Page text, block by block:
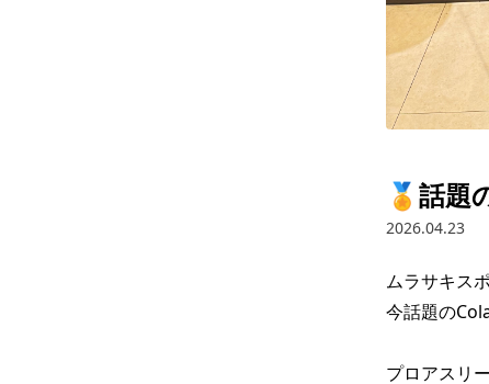
🏅話題
2026.04.23
ムラサキス
今話題の
プロアスリ